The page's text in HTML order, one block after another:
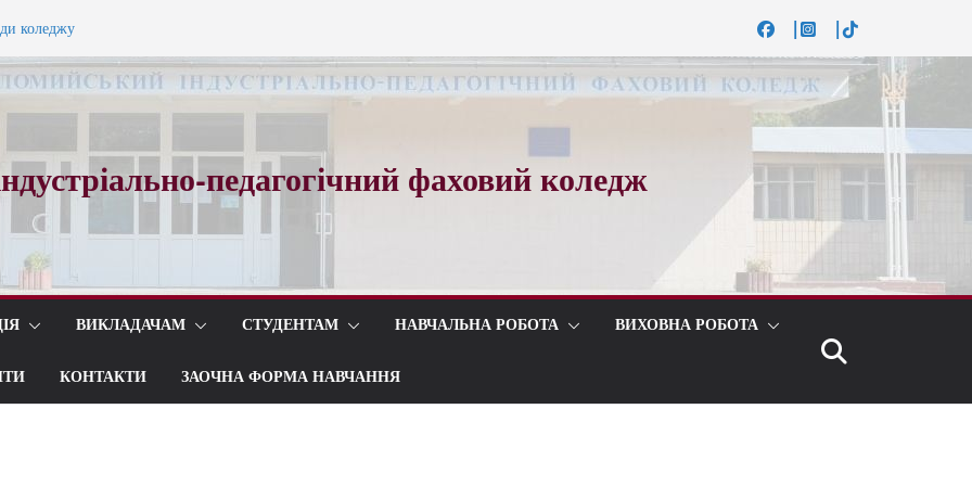
коледжу
вальсу…
педагогічний фаховий коледж
ВИКЛАДАЧАМ СТУДЕНТАМ НАВЧАЛЬНА РОБОТА ВИХОВНА РОБОТА
КОНТАКТИ ЗАОЧНА ФОРМА НАВЧАННЯ